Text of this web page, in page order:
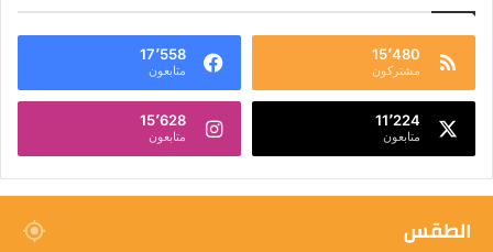
15٬480
مشتركون
17٬558
متابعون
11٬224
متابعون
15٬628
متابعون
الطقس